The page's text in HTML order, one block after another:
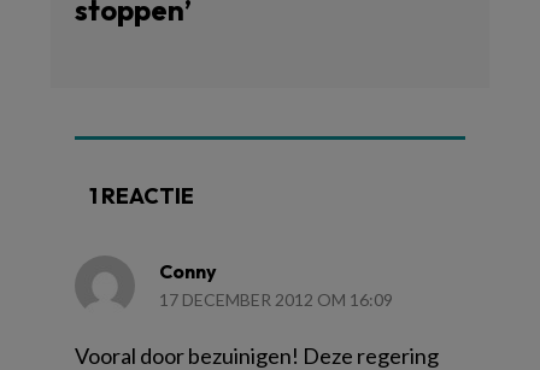
stoppen’
1 REACTIE
Conny
17 DECEMBER 2012 OM 16:09
Vooral door bezuinigen! Deze regering